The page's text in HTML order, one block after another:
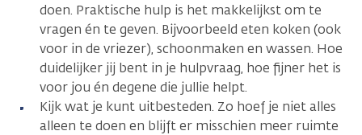
doen. Praktische hulp is het makkelijkst om te
vragen én te geven. Bijvoorbeeld eten koken (ook
voor in de vriezer), schoonmaken en wassen. Hoe
duidelijker jij bent in je hulpvraag, hoe fijner het is
voor jou én degene die jullie helpt.
Kijk wat je kunt uitbesteden. Zo hoef je niet alles
alleen te doen en blijft er misschien meer ruimte